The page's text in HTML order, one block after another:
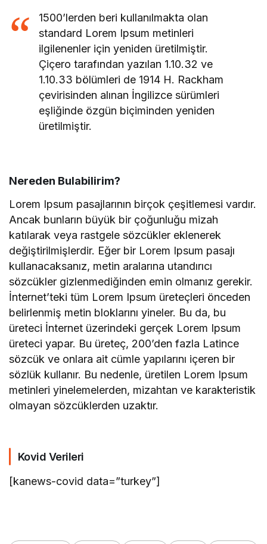
1500’lerden beri kullanılmakta olan
standard Lorem Ipsum metinleri
ilgilenenler için yeniden üretilmiştir.
Çiçero tarafından yazılan 1.10.32 ve
1.10.33 bölümleri de 1914 H. Rackham
çevirisinden alınan İngilizce sürümleri
eşliğinde özgün biçiminden yeniden
üretilmiştir.
Nereden Bulabilirim?
Lorem Ipsum pasajlarının birçok çeşitlemesi vardır.
Ancak bunların büyük bir çoğunluğu mizah
katılarak veya rastgele sözcükler eklenerek
değiştirilmişlerdir. Eğer bir Lorem Ipsum pasajı
kullanacaksanız, metin aralarına utandırıcı
sözcükler gizlenmediğinden emin olmanız gerekir.
İnternet’teki tüm Lorem Ipsum üreteçleri önceden
belirlenmiş metin bloklarını yineler. Bu da, bu
üreteci İnternet üzerindeki gerçek Lorem Ipsum
üreteci yapar. Bu üreteç, 200’den fazla Latince
sözcük ve onlara ait cümle yapılarını içeren bir
sözlük kullanır. Bu nedenle, üretilen Lorem Ipsum
metinleri yinelemelerden, mizahtan ve karakteristik
olmayan sözcüklerden uzaktır.
Kovid Verileri
[kanews-covid data=”turkey”]